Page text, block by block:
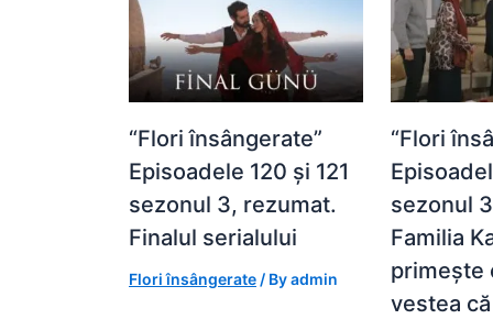
“Flori însângerate”
Episoadele 120 și 121
sezonul 3, rezumat.
Finalul serialului
Flori însângerate/ Byadmin
“Flori
sezonul
Familia
primește
vestea